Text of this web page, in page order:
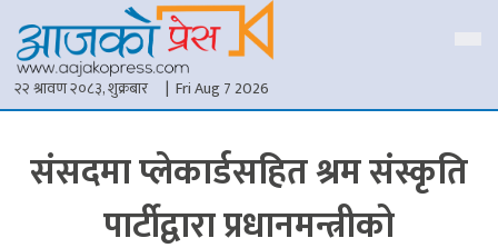
२२ श्रावण २०८३, शुक्रबार | Fri Aug 7 2026
संसदमा प्लेकार्डसहित श्रम संस्कृति
पार्टीद्वारा प्रधानमन्त्रीको